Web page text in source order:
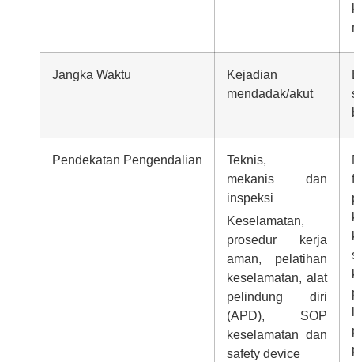
Jangka Waktu
Kejadian
mendadak/akut
Pendekatan Pengendalian
Teknis,
mekanis dan
inspeksi
Keselamatan,
prosedur kerja
aman, pelatihan
keselamatan, alat
pelindung diri
(APD), SOP
keselamatan dan
safety device